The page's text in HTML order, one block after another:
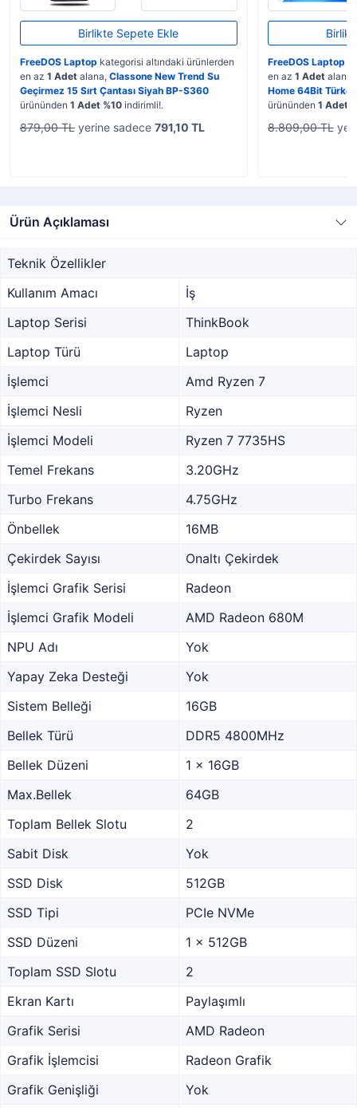
Birlikte Sepete Ekle
FreeDOS Laptop kategorisi altındaki ürünlerden
en az 1 Adet alana, Classone New Trend Su
Geçirmez 15 Sırt Çantası Siyah BP-S360
ürününden 1 Adet %10 indirimli!.
879,00 TL yerine sadece 791,10 TL
FreeDOS Laptop
en az 1 Adetalana,
Home 64Bit
ürününden 1 Adet
8.809,00 TL
Ürün Açıklaması
Teknik Özellikler
Kullanım Amacı
İş
Laptop Serisi
ThinkBook
Laptop Türü
Laptop
İşlemci
Amd Ryzen 7
İşlemci Nesli
Ryzen
İşlemci Modeli
Ryzen 7 7735HS
Temel Frekans
3.20GHz
Turbo Frekans
4.75GHz
Önbellek
16MB
Çekirdek Sayısı
Onaltı Çekirdek
İşlemci Grafik Serisi
Radeon
İşlemci Grafik Modeli
AMD Radeon 680M
NPU Adı
Yok
Yapay Zeka Desteği
Yok
Sistem Belleği
16GB
Bellek Türü
DDR5 4800MHz
Bellek Düzeni
1 x 16GB
Max.Bellek
64GB
Toplam Bellek Slotu
2
Sabit Disk
Yok
SSD Disk
512GB
SSD Tipi
PCIe NVMe
SSD Düzeni
1 x 512GB
Toplam SSD Slotu
2
Ekran Kartı
Paylaşımlı
Grafik Serisi
AMD Radeon
Grafik İşlemcisi
Radeon Grafik
Grafik Genişliği
Yok